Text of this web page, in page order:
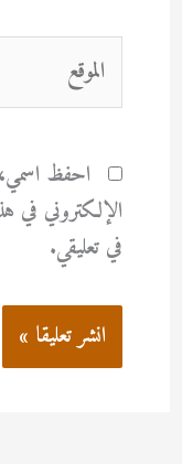
الموقع
احفظ اسمي،
الإلكتروني في
في تعليقي.